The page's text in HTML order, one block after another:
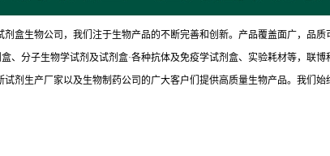
盒生物公司，我们注于生物产品的不断完善和创新。产品覆盖面广，品
、分子生物学试剂及试剂盒·各种抗体及免疫学试剂盒、实验耗材等，联
剂生产厂家以及生物制药公司的广大客户们提供高质量生物产品。我们